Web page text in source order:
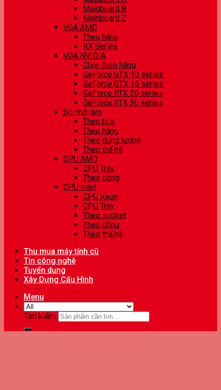
Mainboard B
Mainboard Z
VGA AMD
Theo hãng
RX Series
VGA NVIDIA
Chọn theo hãng
GeForce GTX 10 series
GeForce GTX 16 series
GeForce RTX 20 series
GeForce RTX 30 series
Bộ nhớ ram
Theo bus
Theo hãng
Theo dung lượng
Theo thế hệ
CPU AMD
CPU Tray
Theo dòng
CPU Intel
CPU Xeon
CPU Tray
Theo socket
Theo dòng
Theo thế hệ
Thu mua máy tính cũ
Tin công nghệ
Tuyển dụng
Xây Dựng Cấu Hình
Menu
Tìm kiếm: